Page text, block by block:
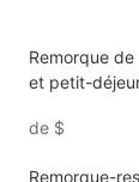
Remorque
et petit-
de $
Remorque-